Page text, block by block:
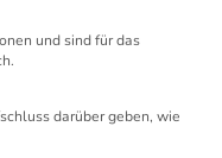
Einwilligung erteilt
und sind für das
darüber geben, wie